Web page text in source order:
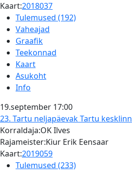
Kaart:2018037
Tulemused (192)
Vaheajad
Graafik
Teekonnad
Kaart
Asukoht
Info
19.september 17:00
23. Tartu neljapäevakTartu kesklinn
Korraldaja:OK Ilves
Rajameister:Kiur Erik Eensaar
Kaart:2019059
Tulemused (233)